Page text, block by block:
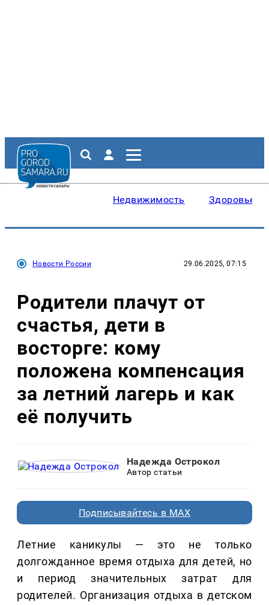
Недвижимость Здоровье
Новости России 29.06.2025, 07:15
Родители плачут от
счастья, дети в
восторге: кому
положена компенсация
за летний лагерь и как
её получить
Надежда Острокол
Автор статьи
Подписывайтесь в MAX
Летние каникулы — это не только
долгожданное время отдыха для детей, но
и период значительных затрат для
родителей. Организация отдыха в детском